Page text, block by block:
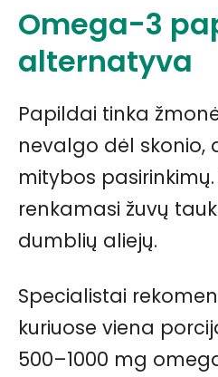
Omega-3
alternatyva
Papildai tinka
nevalgo dėl skonio,
mitybos
renkamasi žuvų
dumblių aliejų.
Specialistai
kuriuose viena
500–1000 mg